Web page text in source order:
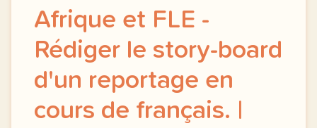
Afrique et FLE -
Rédiger le story-board
d'un reportage en
cours de français. |